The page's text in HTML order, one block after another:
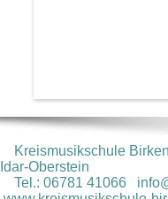
Kreismusikschule
Idar-Oberstein
Tel.: 06781 41066